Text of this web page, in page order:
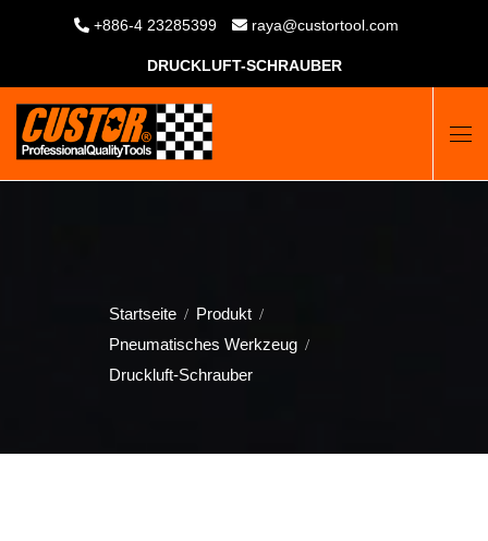
+886-4 23285399 raya@custortool.com
DRUCKLUFT-SCHRAUBER
Startseite
Produkt
Pneumatisches Werkzeug
Druckluft-Schrauber